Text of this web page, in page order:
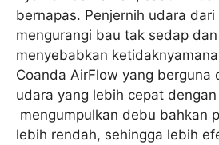
bernapas. Penjernih udara dari
mengurangi bau tak sedap
menyebabkan
Coanda AirFlow yang berguna
udara yang lebih cepat
mengumpulkan debu bahkan
lebih rendah, sehingga lebih